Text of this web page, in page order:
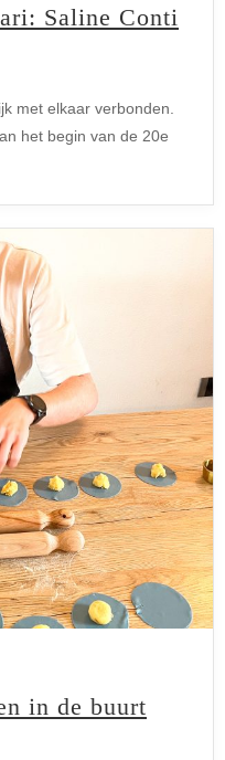
Saline Conti
met elkaar verbonden.
het begin van de 20e
in de buurt